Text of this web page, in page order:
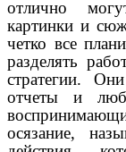
отлично
картинки и
четко все
разделять
стратегии.
отчеты и
осязание,